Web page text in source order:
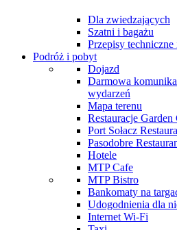
Dla zwiedzających
Szatni i bagażu
Przepisy
Podróż i pobyt
Dojazd
Darmowa
wydarzeń
Mapa terenu
Restauracje Garden
Port Sołacz
Pasodobre
Hotele
MTP Cafe
MTP Bistro
Bankomaty na
Udogodnienia dla
Internet Wi-Fi